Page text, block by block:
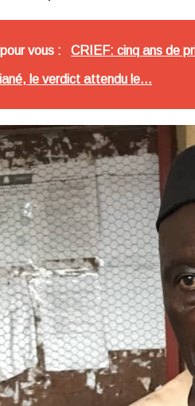
vous : CRIEF: cinq ans de
le verdict attendu le...